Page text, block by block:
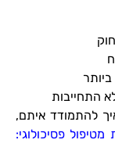
התחייבות
להתמודד איתם,
פסיכולוגי: